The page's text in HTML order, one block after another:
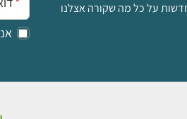
על כל מה שקורה אצלנו